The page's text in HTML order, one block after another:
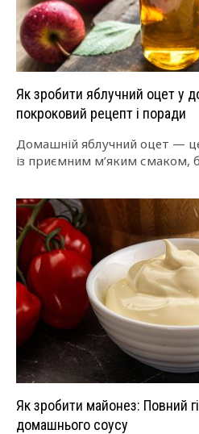
Як зробити яблучний оцет у
покроковий рецепт і поради
Домашній яблучний оцет —
із приємним м’яким смаком,
Як зробити майонез: Повний
домашнього соусу